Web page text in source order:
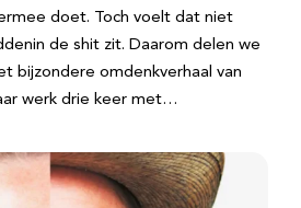
doet. Toch voelt dat niet
de shit zit. Daarom delen we
bijzondere omdenkverhaal van
werk drie keer met…